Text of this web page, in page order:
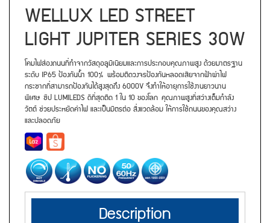
WELLUX LED STREET
LIGHT JUPITER SERIES 30W
โคมไฟส่องถนนที่ทำจากวัสดุอลูมิเนียมและการประกอบคุณภาพสูง ด้วยมาตรฐาน
ระดับ IP65 ป้องกันน้ำ 100% พร้อมติดวงจรป้องกันหลอดเสียจากฟ้าผ่าไฟ
กระชากที่สามารถป้องกันได้สูงสุดถึง 6000V จึงทำให้อายุการใช้งานยาวนาน
พิเศษ ชิป LUMILEDS ดีที่สุดติด 1 ใน 10 ของโลก คุณภาพสูงที่สว่างเต็มกำลัง
วัตต์ ช่วยประหยัดค่าไฟ และเป็นมิตรต่อ สิ่งแวดล้อม ให้การใช้ถนนของคุณสว่าง
และปลอดภัย
Description